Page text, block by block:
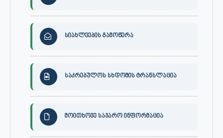
სიახლეების გამოწერა
საკრებულოს სხდომის ტრანსლაცია
მოითხოვე საჯარო ინფორმაცია